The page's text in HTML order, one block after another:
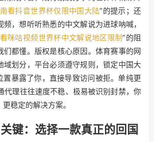
看抖音世界杯仅限中国大陆”的提示；还
，想听听熟悉的中文解说为进球呐喊，
咪咕视频世界杯中文解说地区限制”的阻
们都懂。版权是核心原因。体育赛事的网
域划分，平台必须遵守规则，锁定中国大
置暴露了你，直接导致访问被拒。单纯更
代理往往速度不稳、极易被识别封禁，你
稳定的解决方案。
键：选择一款真正的回国